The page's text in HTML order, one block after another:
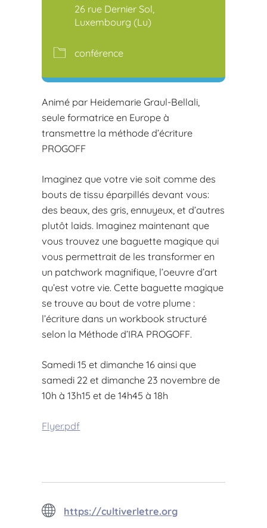
26 rue Dernier Sol,
Luxembourg (Lu)
conférence
Animé par Heidemarie Graul-Bellali,
seule formatrice en Europe à
transmettre la méthode d’écriture
PROGOFF
Imaginez que votre vie soit comme des
bouts de tissu éparpillés devant vous:
des beaux, des gris, ennuyeux, et d’autres
plutôt laids. Imaginez maintenant que
vous trouvez une baguette magique qui
vous permettrait de les transformer en
un patchwork magnifique, l’oeuvre d’art
qu’est votre vie. Cette baguette magique
se trouve au bout de votre plume :
l’écriture dans un workbook structuré
selon la Méthode d’IRA PROGOFF.
Samedi 15 et dimanche 16 ainsi que
samedi 22 et dimanche 23 novembre de
10h à 13h15 et de 14h45 à 18h
Flyer.pdf
https://cultiverletre.org